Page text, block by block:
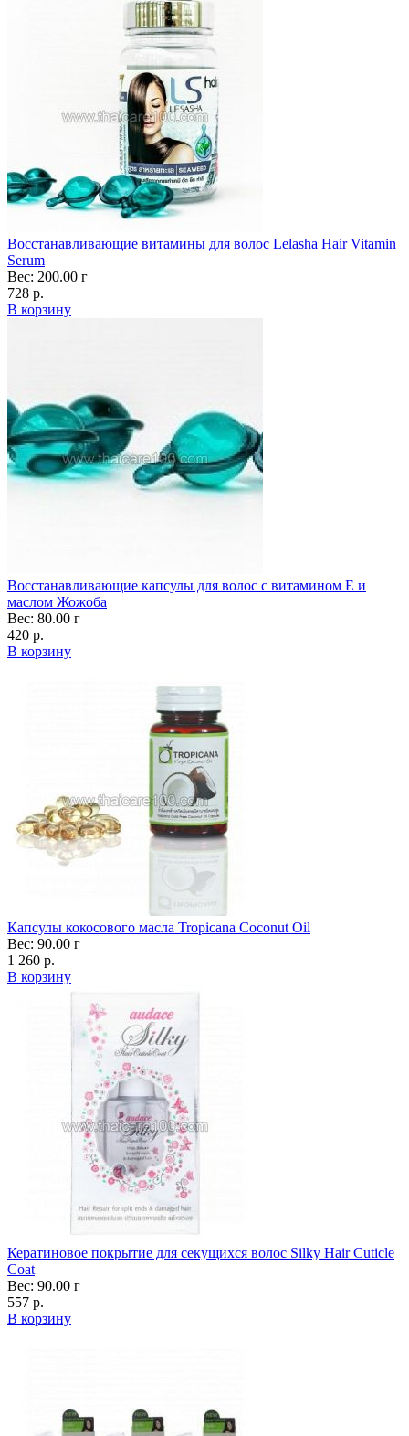
Восстанавливающие витамины для волос Lelasha Hair Vitamin
Serum
Вес: 200.00 г
728 р.
В корзину
Восстанавливающие капсулы для волос с витамином Е и
маслом Жожоба
Вес: 80.00 г
420 р.
В корзину
Капсулы кокосового масла Tropicana Coconut Oil
Вес: 90.00 г
1 260 р.
В корзину
Кератиновое покрытие для секущихся волос Silky Hair Cuticle
Coat
Вес: 90.00 г
557 р.
В корзину